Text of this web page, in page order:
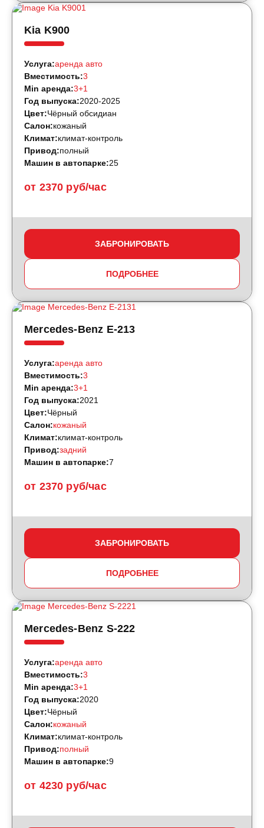
Kia K900
от 2370 руб/час
Услуга:аренда авто
Вместимость:3
Min аренда:3+1
Год выпуска:2020-2025
Цвет:Чёрный обсидиан
Салон:кожаный
Климат:климат-контроль
Привод:полный
Машин в автопарке:25
ЗАБРОНИРОВАТЬ
ПОДРОБНЕЕ
Mercedes-Benz E-213
от 2370 руб/час
Услуга:аренда авто
Вместимость:3
Min аренда:3+1
Год выпуска:2021
Цвет:Чёрный
Салон:кожаный
Климат:климат-контроль
Привод:задний
Машин в автопарке:7
ЗАБРОНИРОВАТЬ
ПОДРОБНЕЕ
Mercedes-Benz S-222
от 4230 руб/час
Услуга:аренда авто
Вместимость:3
Min аренда:3+1
Год выпуска:2020
Цвет:Чёрный
Салон:кожаный
Климат:климат-контроль
Привод:полный
Машин в автопарке:9